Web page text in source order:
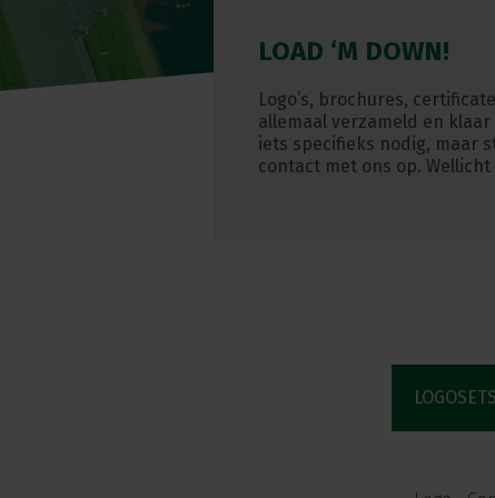
LOAD ‘M DOWN!
Logo’s, brochures,
allemaal verzameld en
iets specifieks nodig, maar
contact met ons op.
LOGOSETS